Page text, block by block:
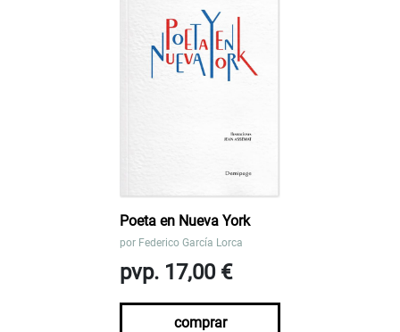
Poeta en Nueva York
por Federico García Lorca
pvp. 17,00 €
comprar